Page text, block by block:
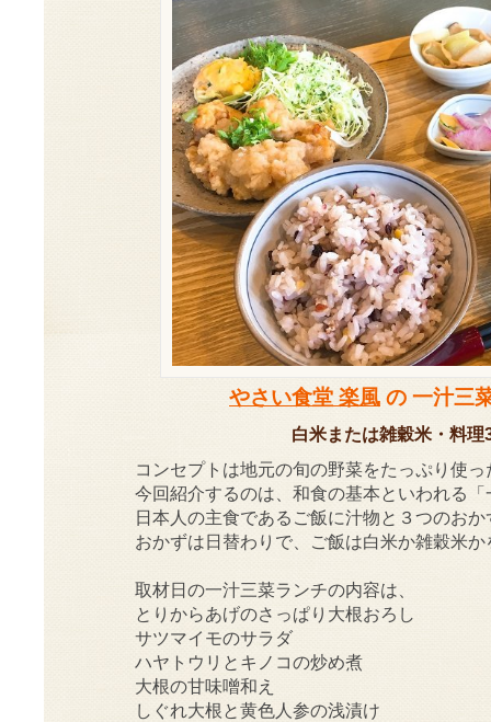
やさい食堂 楽風 の 一汁三
白米または雑穀米・料理
コンセプトは地元の旬の野菜をたっぷり使っ
今回紹介するのは、和食の基本といわれる「
日本人の主食であるご飯に汁物と３つのお
おかずは日替わりで、ご飯は白米か雑穀米
取材日の一汁三菜ランチの内容は、
とりからあげのさっぱり大根おろし
サツマイモのサラダ
ハヤトウリとキノコの炒め煮
大根の甘味噌和え
しぐれ大根と黄色人参の浅漬け